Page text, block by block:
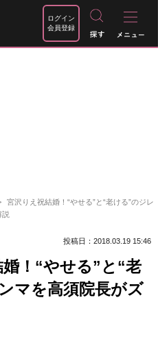
ログイン
会員登録
宮沢りえ祝結婚！“やせる”と“老ける”のジレ
説
投稿日：2018.03.19 15:46
！“やせる”と“老
マを高須院長がズ